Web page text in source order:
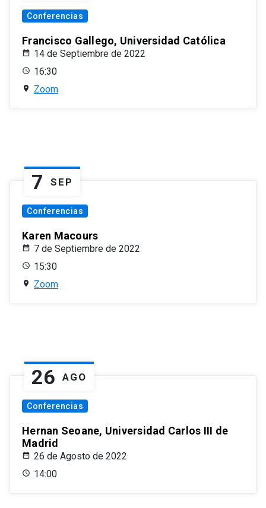
Conferencias
Francisco Gallego, Universidad Católica
14 de Septiembre de 2022
16:30
Zoom
7 SEP
Conferencias
Karen Macours
7 de Septiembre de 2022
15:30
Zoom
26 AGO
Conferencias
Hernan Seoane, Universidad Carlos III de
Madrid
26 de Agosto de 2022
14:00